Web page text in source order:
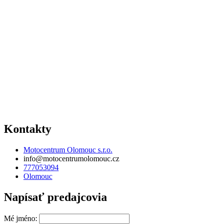
Kontakty
Motocentrum Olomouc s.r.o.
info@motocentrumolomouc.cz
777053094
Olomouc
Napísať predajcovia
Mé jméno: